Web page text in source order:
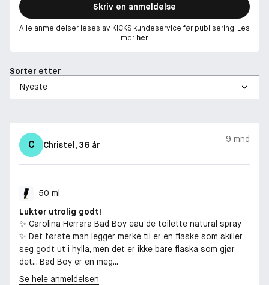
den inneholder. Flasken har et design som er like særpreget
som mannen den representerer, med et lyn som symboliserer
heroisk styrke og egenrådighet. Den elegante og moderne
som fanger essensen av raffinement, styrke og tidløs karisma.
Omfavn dristigheten i deg og la duften omdefinere din
tilstedeværelse med hvert eneste spray. En parfyme du vet at
Toppnoter: Grapefrukt og hvit pepper
Hjertenoter: Vetiver og Muscatelle salvie
Bunnoter: Tonkabønne og kakao
Skriv en anmeldelse
Alle anmeldelser leses av KICKS kundeservice før publisering. Les
mer her
Sorter etter
C Christel, 36 år
9 mnd
50 ml
Lukter utrolig godt!
✨ Carolina Herrara Bad Boy eau de toilette natural spray
✨ Det første man legger merke til er en flaske som skiller
seg godt ut i hylla, men det er ikke bare flaska som gjør
det... Bad Boy er en meg...
Se hele anmeldelsen